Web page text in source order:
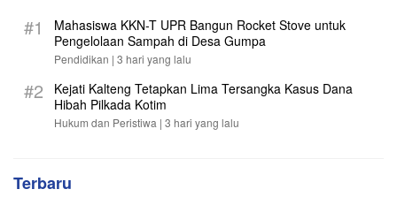
#1
Mahasiswa KKN-T UPR Bangun Rocket Stove untuk
Pengelolaan Sampah di Desa Gumpa
Pendidikan | 3 hari yang lalu
#2
Kejati Kalteng Tetapkan Lima Tersangka Kasus Dana
Hibah Pilkada Kotim
Hukum dan Peristiwa | 3 hari yang lalu
Terbaru